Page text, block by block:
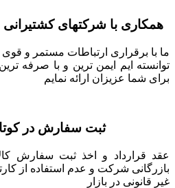
همکاری با شرکتهای
ما با برقراری ارتباطات مستمر و قوی
توانسته ایم ایمن ترین و با صرفه
برای شما عزیزان ارائه نمایم
ثبت سفارش در
عقد قرارداد و اخذ ثبت سفارش
بازرگانی شرکت و عدم استفاده از
غیر قانونی در بازار